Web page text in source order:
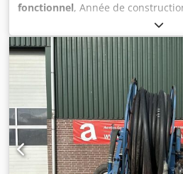
fonctionnel, Année de
Rain 890 GX 110/550 est un
d'enroulement) de la série Super
italien RM Irrigation. L'indication
tuyau de 110 mm de diamètre et
destiné à l'irrigation de grandes
Crodpjxgha Nofx Am Ujf